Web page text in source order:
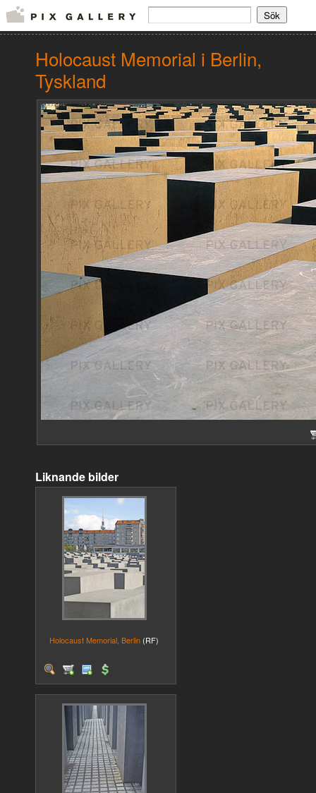
Holocaust Memorial i Berlin,
Tyskland
Liknande bilder
Holocaust Memorial, Berlin (RF)